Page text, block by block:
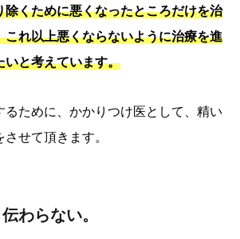
除くために悪くなったところだけを治
これ以上悪くならないように治療を進
いと考えています。
るために、かかりつけ医として、精い
せて頂きます。
わらない。